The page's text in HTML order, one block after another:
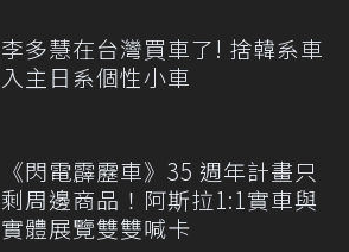
李多慧在台灣買車了! 捨韓系車
入主日系個性小車
《閃電霹靂車》35 週年計畫只
剩周邊商品！阿斯拉1:1實車與
實體展覽雙雙喊卡